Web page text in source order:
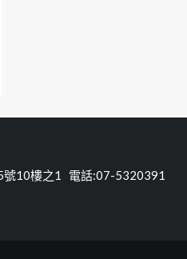
號10樓之1 電話:07-5320391